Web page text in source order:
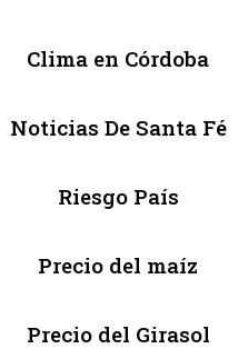
Clima en Córdoba
Noticias De Santa Fé
Riesgo País
Precio del maíz
Precio del Girasol